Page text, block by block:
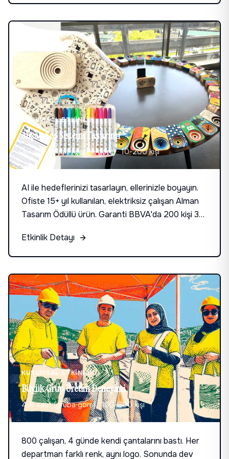
KURUMSAL ETKINLIK
Ahşap Ses Sistemi Tasarımı
30 dk - 3 saat (içeriğe göre)·10-200 kişi
AI ile hedeflerinizi tasarlayın, ellerinizle boyayın.
Ofiste 15+ yıl kullanılan, elektriksiz çalışan Alman
Tasarım Ödüllü ürün. Garanti BBVA'da 200 kişi 30
uyguladı.
Etkinlik Detayı
KURUMSAL ETKINLIK
Büyük Grup Üretim Deneyimi
4-8 saat (gruba göre)· 100-800 kişi
800 çalışan, 4 günde kendi çantalarını bastı. Her
departman farklı renk, aynı logo. Sonunda dev